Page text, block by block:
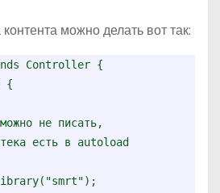
можно делать вот так:
Controller {
{
не писать,
есть в autoload